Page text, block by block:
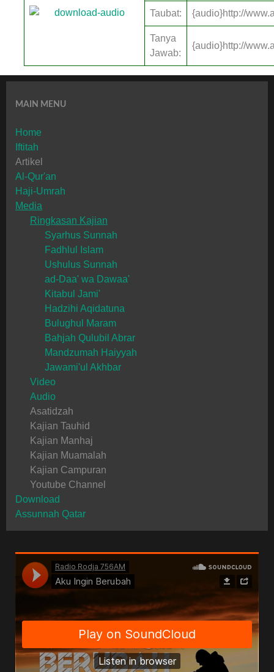
Taubat: {audio}http://
Tanya
Jawab:
{audio}http://
MAIN MENU
Home
Iftitah
Artikel
Al-Qur'an
Haji-Umrah
Media
Ringkasan Kajian
Syarhus Sunnah
Fadhlul Islam
Ushulus Sunnah
ad-Daa' wa Dawaa'
Kitabul Jami'
Hadzihi Aqidatuna
Bulughul Maram
Bahjah Qulubil Abrar
Mandzumah Haiyyah
Jawami'ul Akhbar
Video
Audio
Asatidzah
Kajian Tauhid
Kajian Manhaj
Kajian Muamalah
Kajian Campuran
Youtube Channel
Download
Assunnah Qatar